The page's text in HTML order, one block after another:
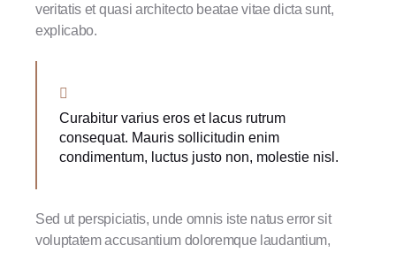
veritatis et quasi architecto beatae vitae dicta sunt,
explicabo.
Curabitur varius eros et lacus rutrum
consequat. Mauris sollicitudin enim
condimentum, luctus justo non, molestie nisl.
Sed ut perspiciatis, unde omnis iste natus error sit
voluptatem accusantium doloremque laudantium,